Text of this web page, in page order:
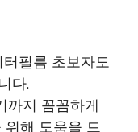
필름 초보자도
다.
까지 꼼꼼하게
해 도움을 드